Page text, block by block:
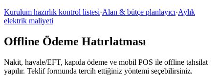
Kurulum hazırlık kontrol listesi·Alan & bütçe planlayıcı·Aylık
elektrik maliyeti
Offline Ödeme Hatırlatması
Nakit, havale/EFT, kapıda ödeme ve mobil POS ile offline tahsilat
yapılır. Teklif formunda tercih ettiğiniz yöntemi seçebilirsiniz.